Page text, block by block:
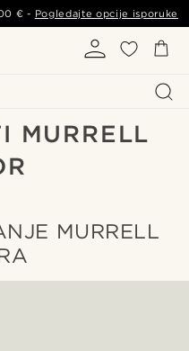
€ - Pogledajte opcije isporuke
MURRELL
MURRELL